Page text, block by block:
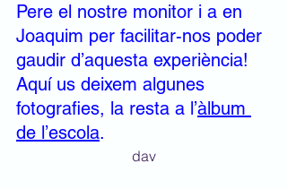
Pere el nostre monitor i a en
Joaquim per facilitar-nos poder
gaudir d’aquesta experiència!
Aquí us deixem algunes
fotografies, la resta a l’àlbum
de l’escola.
dav